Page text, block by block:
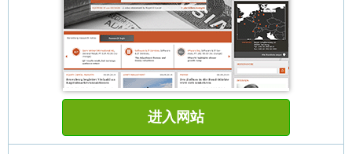
进入网站